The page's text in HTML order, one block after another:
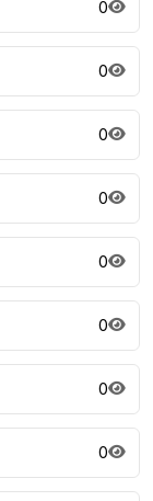
0
0
0
0
0
0
0
0